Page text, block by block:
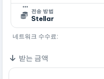
…
전송 방법
Stellar
네트워크 수수료:
받는 금액